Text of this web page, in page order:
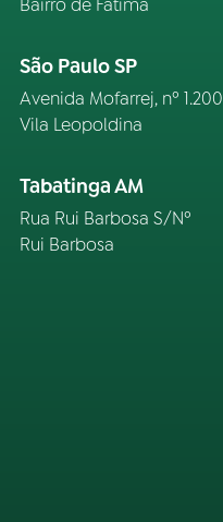
Bairro de Fátima
São Paulo SP
Avenida Mofarrej, nº 1.200
Vila Leopoldina
Tabatinga AM
Rua Rui Barbosa S/Nº
Rui Barbosa